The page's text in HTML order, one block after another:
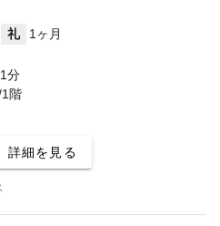
礼
1ヶ月
分
階
詳細を見る